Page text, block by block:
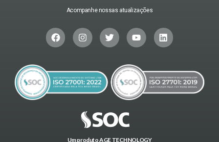
Acompanhe nossas atualizações
Um produto AGE TECHNOLOGY